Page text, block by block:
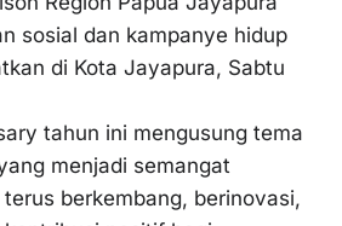
sosial dan kampanye hidup
di Kota Jayapura, Sabtu
tahun ini mengusung tema
menjadi semangat
berkembang, berinovasi,